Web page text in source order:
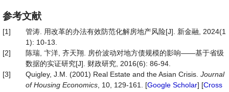
参考文献
[1]
管涛. 用改革的办法有效防范化解房地产风险[J]. 新金融, 2024(1
1): 10-13.
[2]
陈瑞, 卞洋, 齐天翔. 房价波动对地方债规模的影响——基于省级
数据的实证研究[J]. 财政研究, 2016(6): 86-94.
[3]
Quigley, J.M. (2001) Real Estate and the Asian Crisis. Journal
of Housing Economics , 10, 129-161. [Google Scholar] [Cross